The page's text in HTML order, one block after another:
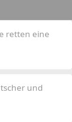
retten eine
und